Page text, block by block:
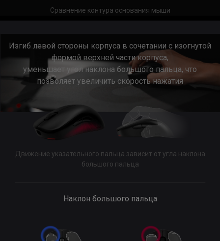
Сравнение контура основания мыши
Изгиб левой стороны корпуса в сочетании с изогнутой
формой верхней части корпуса,
уменьшает угол наклона большого пальца, что
позволяет увеличить скорость нажатия
Движение указательного пальца зависит от угла наклона
большого пальца
Наклон большого пальца